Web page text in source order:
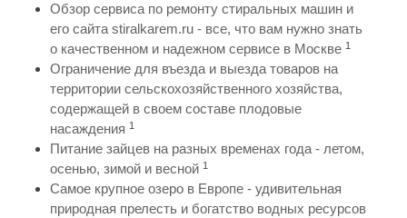
Обзор сервиса по ремонту стиральных машин и
его сайта stiralkarem.ru - все, что вам нужно знать
о качественном и надежном сервисе в Москве 1
Ограничение для въезда и выезда товаров на
территории сельскохозяйственного хозяйства,
содержащей в своем составе плодовые
насаждения 1
Питание зайцев на разных временах года - летом,
осенью, зимой и весной 1
Самое крупное озеро в Европе - удивительная
природная прелесть и богатство водных ресурсов